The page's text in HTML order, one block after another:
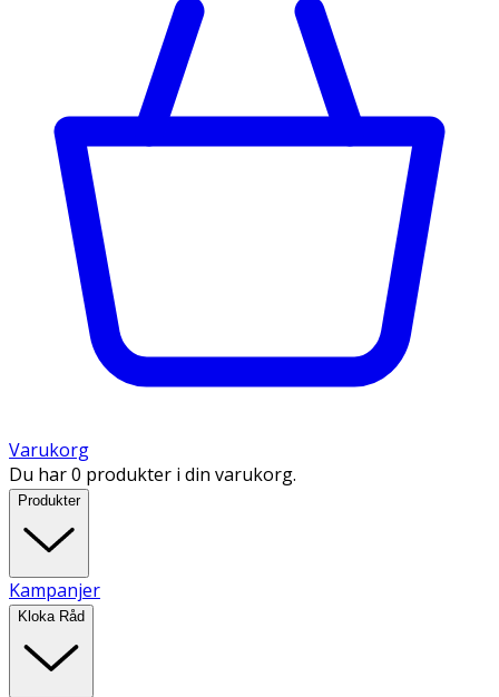
Varukorg
Du har 0 produkter i din varukorg.
Produkter
Kampanjer
Kloka Råd